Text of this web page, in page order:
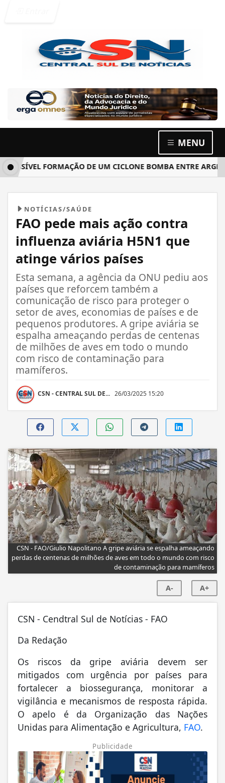
MENU
FORMAÇÃO DE UM CICLONE BOMBA ENTRE
NOTÍCIAS/SAÚDE
FAO pede mais ação contra
influenza aviária H5N1 que
atinge vários países
Esta semana, a agência da ONU pediu aos
países que reforcem também a
comunicação de risco para proteger o
setor de aves, economias de países e de
pequenos produtores. A gripe aviária se
espalha ameaçando perdas de centenas
de milhões de aves em todo o mundo
com risco de contaminação para
mamíferos.
CSN - CENTRAL SUL DE... 26/03/2025 15:20
CSN - FAO/Giulio Napolitano A gripe aviária se espalha ameaçando
perdas de centenas de milhões de aves em todo o mundo com risco
de contaminação para mamíferos
A- A+
CSN - Cendtral Sul de Notícias - FAO
Da Redação
Os riscos da gripe aviária devem ser
mitigados com urgência por países para
fortalecer a biossegurança, monitorar a
vigilância e mecanismos de resposta rápida.
O apelo é da Organização das Nações
Unidas para Alimentação e Agricultura, FAO.
Publicidade